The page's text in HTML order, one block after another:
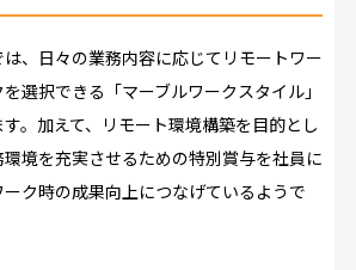
、日々の業務内容に応じてリモートワー
選択できる「マーブルワークスタイル」
。加えて、リモート環境構築を目的とし
境を充実させるための特別賞与を社員に
ク時の成果向上につなげているようで